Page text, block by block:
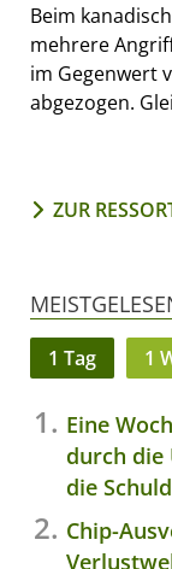
Beim
mehrere
im Gegenwert
abgezogen.
ZUR
1 Tag 1
Eine
durch die
die
Chip-